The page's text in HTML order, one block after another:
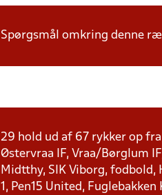
Spørgsmål omkring denne
29 hold ud af 67 rykker op
Østervraa IF, Vraa/Børglum
Midtthy, SIK Viborg, fodbold,
1, Pen15 United,